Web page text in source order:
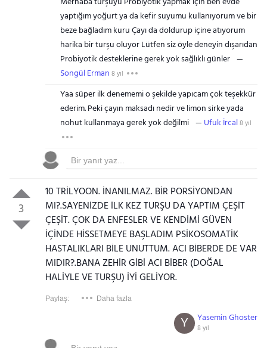
yaptığım yoğurt ya da kefir suyumu kullanıyorum ve bir
beze bağladım kuru Çayı da doldurup içine atıyorum
harika bir turşu oluyor Lütfen siz öyle deneyin dışarıdan
Probiyotik desteklerine gerek yok sağlıklı günler
Songül Erman 8 yıl
Yaa süper ilk denememi o şekilde yapıcam çok teşekkür
ederim. Peki çayın maksadı nedir ve limon sirke yada
nohut kullanmaya gerek yok değilmi
Ufuk İrcal8 yıl
3
10 TRİLYOON. İNANILMAZ. BİR PORSİYONDAN
MI?.SAYENİZDE İLK KEZ TURŞU DA YAPTIM ÇEŞİT
ÇEŞİT. ÇOK DA ENFESLER VE KENDİMİ GÜVEN
İÇİNDE HİSSETMEYE BAŞLADIM PSİKOSOMATİK
HASTALIKLARI BİLE UNUTTUM. ACI BİBERDE DE VAR
MIDIR?.BANA ZEHİR GİBİ ACI BİBER (DOĞAL
HALİYLE VE TURŞU) İYİ GELİYOR.
Paylaş: Daha fazla
Yasemin Ghoster
8 yıl
Y